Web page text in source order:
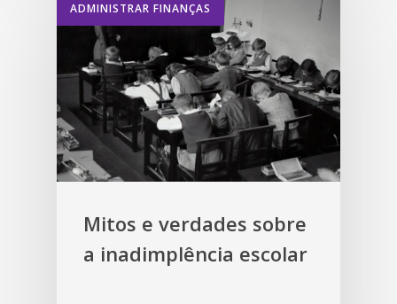
ADMINISTRAR FINANÇAS
Mitos e verdades sobre
a inadimplência escolar